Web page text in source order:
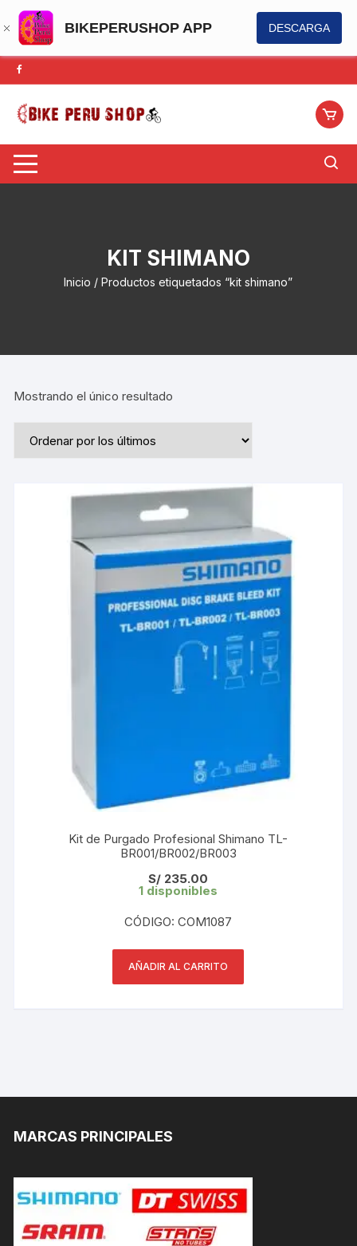
BIKEPERUSHOP APP DESCARGA
Saltar
al
contenido
KIT SHIMANO
Inicio / Productos etiquetados “kit shimano”
Mostrando el único resultado
Kit de Purgado Profesional Shimano TL-
BR001/BR002/BR003
S/ 235.00
1 disponibles
CÓDIGO: COM1087
AÑADIR AL CARRITO
MARCAS PRINCIPALES